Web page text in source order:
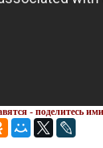
- поделитесь